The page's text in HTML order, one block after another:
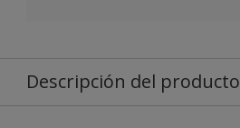
Descripción del producto